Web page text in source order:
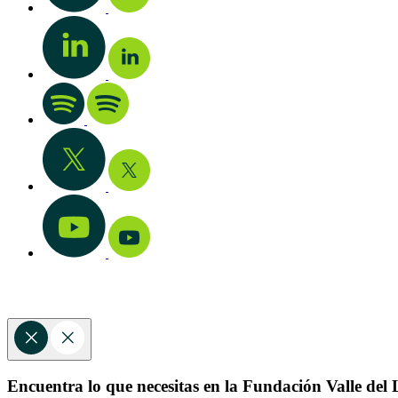
Encuentra lo que necesitas en la Fundación Valle del